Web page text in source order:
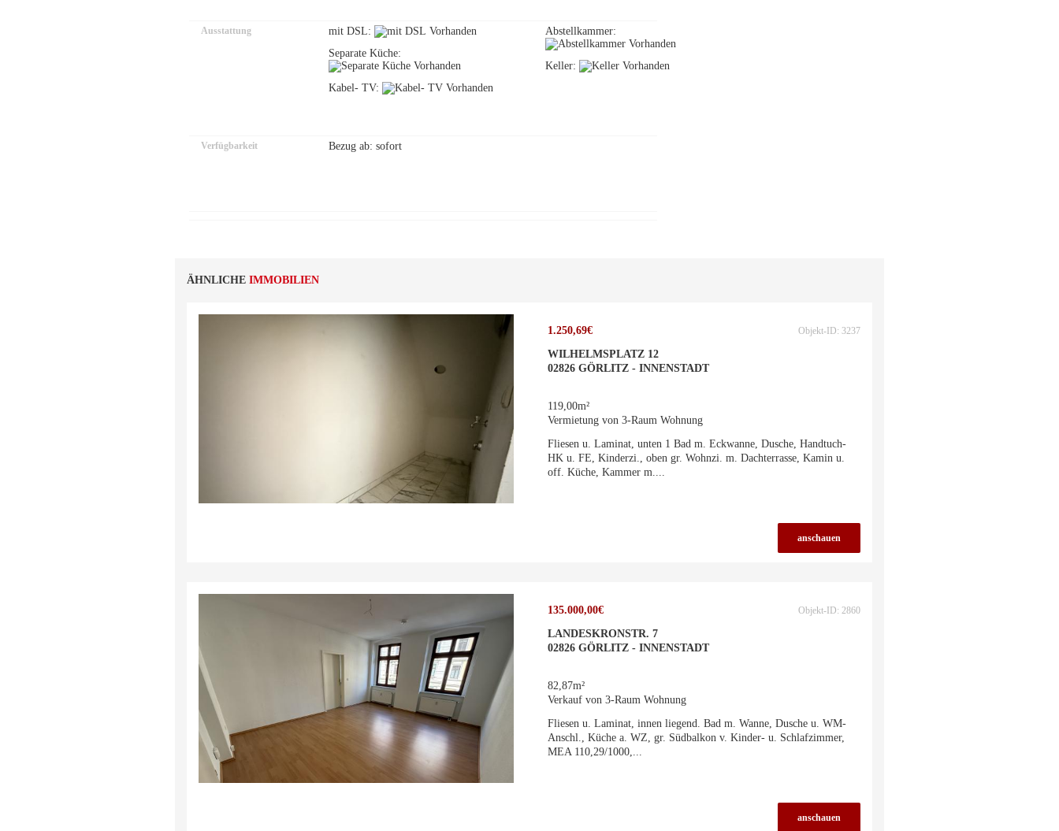
Ausstattung
mit DSL:
Separate Küche:
Kabel- TV:
Abstellkammer:
Keller:
Verfügbarkeit Bezug ab: sofort
ÄHNLICHE IMMOBILIEN
1.250,69€ Objekt-ID: 3237
WILHELMSPLATZ 12
02826 GÖRLITZ - INNENSTADT
119,00m²
Vermietung von 3-Raum Wohnung
Fliesen u. Laminat, unten 1 Bad m. Eckwanne, Dusche, Handtuch-
HK u. FE, Kinderzi., oben gr. Wohnzi. m. Dachterrasse, Kamin u.
off. Küche, Kammer m....
anschauen
135.000,00€ Objekt-ID: 2860
LANDESKRONSTR. 7
02826 GÖRLITZ - INNENSTADT
82,87m²
Verkauf von 3-Raum Wohnung
Fliesen u. Laminat, innen liegend. Bad m. Wanne, Dusche u. WM-
Anschl., Küche a. WZ, gr. Südbalkon v. Kinder- u. Schlafzimmer,
MEA 110,29/1000,...
anschauen